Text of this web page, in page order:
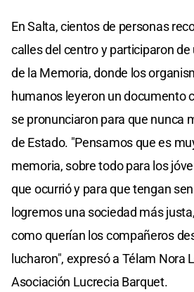
En Salta, cientos de personas
calles del centro y participaron de
de la Memoria, donde los
humanos leyeron un documento
se pronunciaron para que nunca
de Estado. "Pensamos que es
memoria, sobre todo para los
que ocurrió y para que tengan
logremos una sociedad más
como querían los compañeros
lucharon", expresó a Télam Nora
Asociación Lucrecia Barquet.